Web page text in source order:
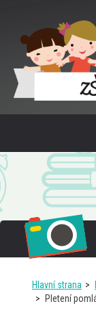
Hlavní strana
Pletení